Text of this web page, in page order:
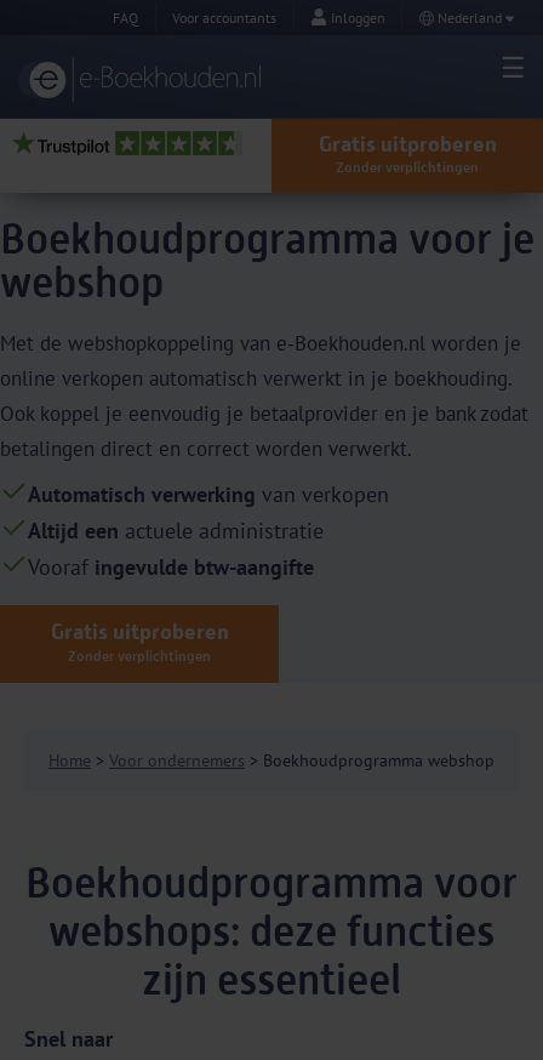
FAQ Voor accountants Inloggen Nederland
Gratis uitproberen
Zonder verplichtingen
Boekhoudprogramma voor je
webshop
Met de webshopkoppeling van e‑Boekhouden.nl worden je
online verkopen automatisch verwerkt in je boekhouding.
Ook koppel je eenvoudig je betaalprovider en je bank zodat
betalingen direct en correct worden verwerkt.
Automatisch verwerking van verkopen
Altijd een actuele administratie
Vooraf ingevulde btw-aangifte
Gratis uitproberen
Zonder verplichtingen
Home > Voor ondernemers > Boekhoudprogramma webshop
Boekhoudprogramma voor
webshops: deze functies
zijn essentieel
Snel naar